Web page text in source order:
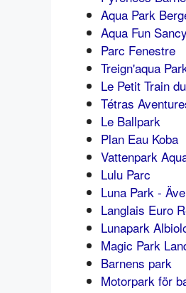
Aqua Park
Aqua Fun Sancy
Parc Fenestre
Treign'aqua
Le Petit Train
Tétras
Le Ballpark
Plan Eau Koba
Vattenpark
Lulu Parc
Luna Park -
Langlais Euro
Lunapark
Magic Park
Barnens park
Motorpark för